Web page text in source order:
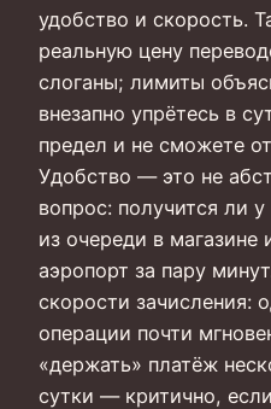
удобство и скорость.
реальную цену
слоганы; лимиты
внезапно упрётесь в
предел и не сможете
Удобство — это не
вопрос: получится ли у
из очереди в магазине
аэропорт за пару
скорости зачисления:
операции почти
«держать» платёж
сутки — критично,